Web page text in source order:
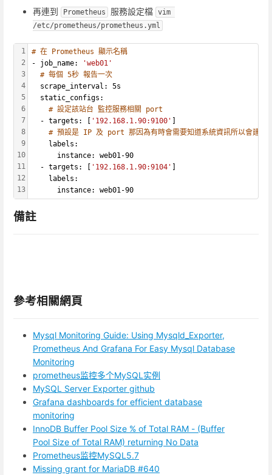
再連到 Prometheus 服務設定檔 vim
/etc/prometheus/prometheus.yml
1
2
3
4
5
6
7
8
9
10
11
12
13
# 在 Prometheus 顯示名稱
- job_name:
'web01'
# 每個 5秒 報告一次
  scrape_interval: 5s
  static_configs:
# 設定該站台 監控服務相關 port
  - targets: [
'192.168.1.90:9100' ]
# 預設是 IP 及 port 那因為有時會需要知道系統資訊所以會建議
    labels:
      instance: web01-90
  - targets: [
'192.168.1.90:9104' ]
    labels:
      instance: web01-90
備註
參考相關網頁
Mysql Monitoring Guide: Using Mysqld_Exporter,
Prometheus And Grafana For Easy Mysql Database
Monitoring
prometheus监控多个MySQL实例
MySQL Server Exporter github
Grafana dashboards for efficient database
monitoring
InnoDB Buffer Pool Size % of Total RAM - (Buffer
Pool Size of Total RAM) returning No Data
Prometheus监控MySQL5.7
Missing grant for MariaDB #640